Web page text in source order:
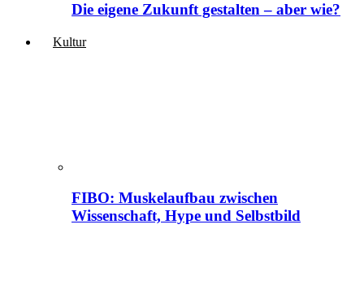
Die eigene Zukunft gestalten – aber wie?
Kultur
FIBO: Muskelaufbau zwischen
Wissenschaft, Hype und Selbstbild